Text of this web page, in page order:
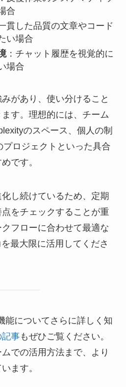
合
貫した品質の文章やコード
い場合
：チャット履歴を視覚的に
場合
があり、使い分けること
す。理想的には、チーム
のスペース、個人の制
ロジェクトといった具合
です。
し続けているため、定期
をチェックすることが重
フローに合わせて最適な
最大限に活用してくださ
能についてさらに詳しく知
記事もぜひご覧ください。
での活用方法まで、より
ます。